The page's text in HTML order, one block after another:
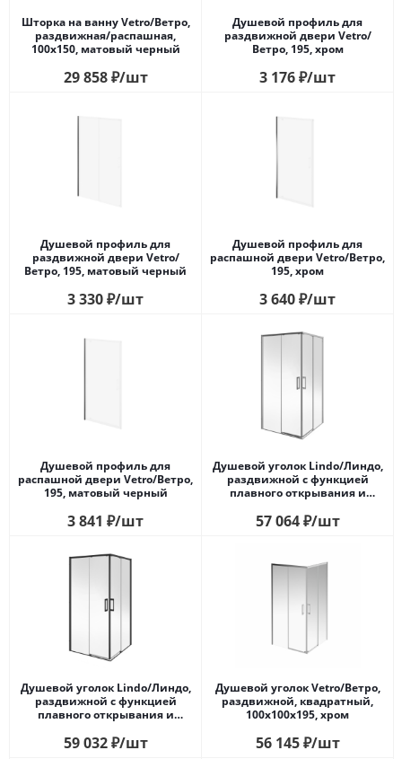
Шторка на ванну Vetro/Ветро,
раздвижная/распашная,
100х150, матовый черный
29 858₽/шт
Душевой профиль для
раздвижной двери Vetro/
Ветро, 195, хром
3 176₽/шт
Душевой профиль для
раздвижной двери Vetro/
Ветро, 195, матовый черный
3 330₽/шт
Душевой профиль для
распашной двери Vetro/Ветро,
195, хром
3 640₽/шт
Душевой профиль для
распашной двери Vetro/Ветро,
195, матовый черный
3 841 ₽/шт
Душевой уголок Lindo/Линдо,
раздвижной с функцией
плавного открывания и
100х100х195, хром
57 064₽/шт
Душевой уголок Lindo/Линдо,
раздвижной с функцией
плавного открывания и
100х100х195, матовый черный
59 032₽/шт
Душевой уголок Vetro/Ветро,
раздвижной, квадратный,
100х100х195, хром
56 145₽/шт